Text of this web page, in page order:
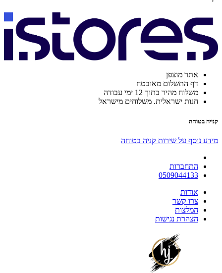
אתר מוצפן
דף התשלום מאובטח
משלוח מהיר בתוך 12 ימי עבודה
חנות ישראלית. משלוחים מישראל
קנייה בטוחה
מידע נוסף על שירות קניה בטוחה
התחברות
0509044133
אודות
צרו קשר
המלצות
הצהרת נגישות